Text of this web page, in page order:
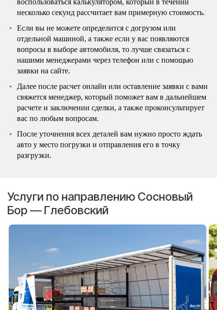
воспользоваться калькулятором, который в течении
несколько секунд рассчитает вам примерную стоимость.
Если вы не можете определится с догрузом или
отдельной машиной, а также если у вас появляются
вопросы в выборе автомобиля, то лучше связаться с
нашими менеджерами через телефон или с помощью
заявки на сайте.
Далее после расчет онлайн или оставление заявки с вами
свяжется менеджер, который поможет вам в дальнейшем
расчете и заключении сделки, а также проконсультирует
вас по любым вопросам.
После уточнения всех деталей вам нужно просто ждать
авто у место погрузки и отправления его в точку
разгрузки.
Услуги по направлению Сосновый
Бор — Глебовский